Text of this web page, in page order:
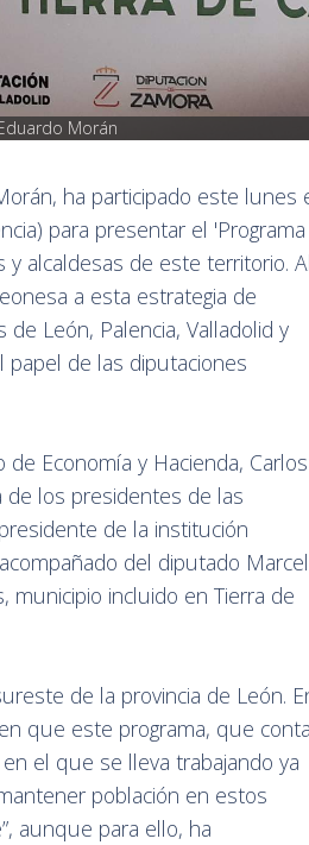
Morán
ha participado este lunes
para presentar el 'Programa
y alcaldesas de este territorio.
a esta estrategia de
León, Palencia, Valladolid y
papel de las diputaciones
Economía y Hacienda, Carlos
de los presidentes de las
de la institución
del diputado
municipio incluido en Tierra de
de la provincia de León.
que este programa, que
el que se lleva trabajando ya
población en estos
aunque para ello, ha